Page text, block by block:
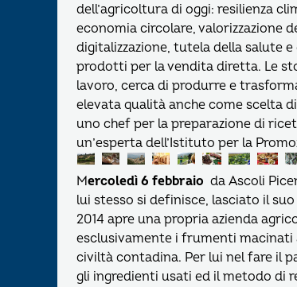
dell’agricoltura di oggi: resilienza
economia circolare, valorizzazione
digitalizzazione, tutela della salute
prodotti per la vendita diretta. Le
lavoro, cerca di produrre e
elevata qualità anche come scelta
uno chef per la preparazione di
un’esperta dell’Istituto per la
Mercoledì 6 febbraio da Ascoli
lui stesso si definisce, lasciato il
2014 apre una propria azienda
esclusivamente i frumenti macinati
civiltà contadina. Per lui nel fare il
gli ingredienti usati ed il metodo di